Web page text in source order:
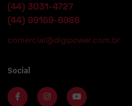
(44) 3031-4727
(44) 99169-6986
comercial@digipower.com.br
Social